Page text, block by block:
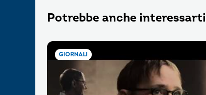
Potrebbe anche interessarti
GIORNALI